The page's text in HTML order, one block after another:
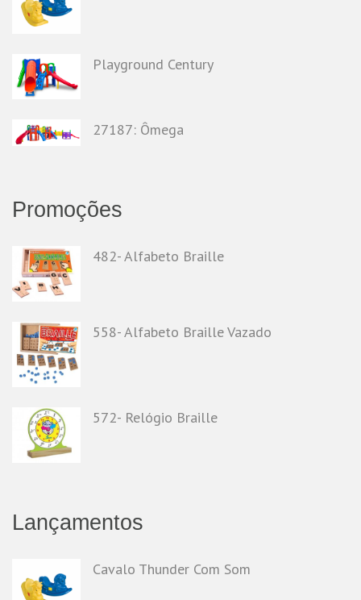
Playground Century
27187: Ômega
Promoções
482- Alfabeto Braille
558- Alfabeto Braille Vazado
572- Relógio Braille
Lançamentos
Cavalo Thunder Com Som